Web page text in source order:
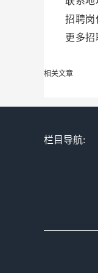
招聘岗
更多招
相关文章
栏目导航: